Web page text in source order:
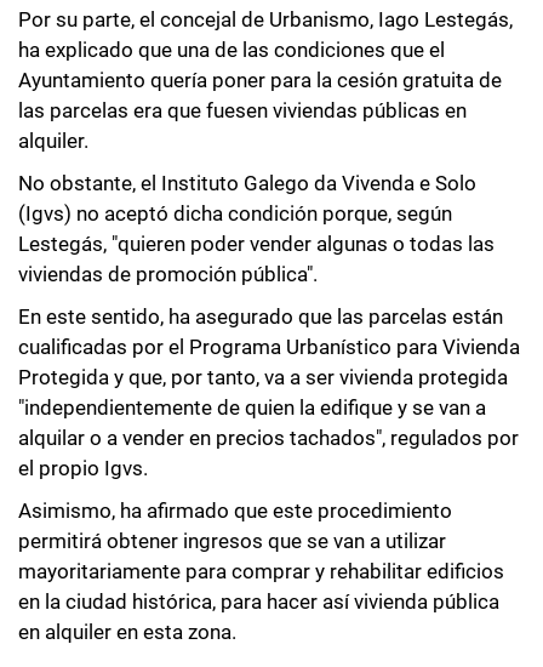
Por su parte, el concejal de Urbanismo, Iago Lestegás,
ha explicado que una de las condiciones que el
Ayuntamiento quería poner para la cesión gratuita de
las parcelas era que fuesen viviendas públicas en
alquiler.
No obstante, el Instituto Galego da Vivenda e Solo
(Igvs) no aceptó dicha condición porque, según
Lestegás, "quieren poder vender algunas o todas las
viviendas de promoción pública".
En este sentido, ha asegurado que las parcelas están
cualificadas por el Programa Urbanístico para Vivienda
Protegida y que, por tanto, va a ser vivienda protegida
"independientemente de quien la edifique y se van a
alquilar o a vender en precios tachados", regulados por
el propio Igvs.
Asimismo, ha afirmado que este procedimiento
permitirá obtener ingresos que se van a utilizar
mayoritariamente para comprar y rehabilitar edificios
en la ciudad histórica, para hacer así vivienda pública
en alquiler en esta zona.